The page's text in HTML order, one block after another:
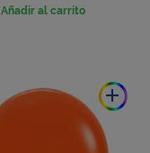
Añadir al carrito
add